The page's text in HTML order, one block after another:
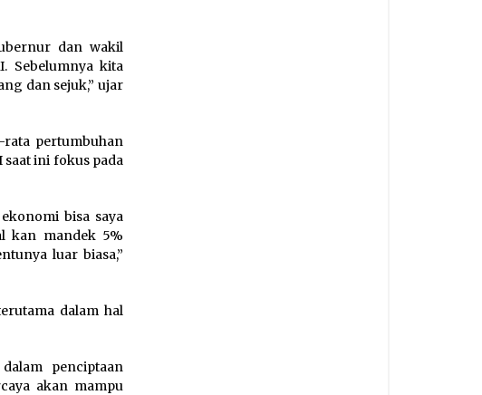
dan wakil
Sebelumnya kita
dan sejuk,” ujar
pertumbuhan
ini fokus pada
bisa saya
kan mandek 5%
luar biasa,”
dalam hal
penciptaan
akan mampu